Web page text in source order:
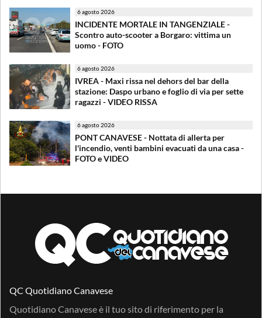
6 agosto 2026
INCIDENTE MORTALE IN TANGENZIALE -
Scontro auto-scooter a Borgaro: vittima un
uomo - FOTO
6 agosto 2026
IVREA - Maxi rissa nel dehors del bar della
stazione: Daspo urbano e foglio di via per sette
ragazzi - VIDEO RISSA
6 agosto 2026
PONT CANAVESE - Nottata di allerta per
l'incendio, venti bambini evacuati da una casa -
FOTO e VIDEO
QC Quotidiano Canavese
Quotidiano Canavese è il tuo sito di riferimento per la